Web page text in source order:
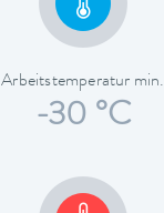
Arbeitstemperatur min.
-30 °C